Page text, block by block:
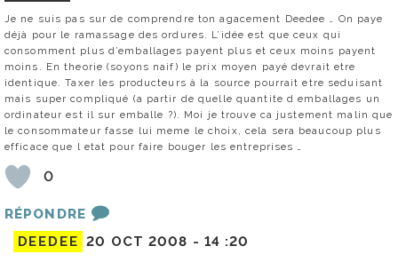
Je ne suis pas sur de comprendre ton agacement Deedee … On paye
déjà pour le ramassage des ordures. L’idée est que ceux qui
consomment plus d’emballages payent plus et ceux moins payent
moins. En theorie (soyons naif) le prix moyen payé devrait etre
identique. Taxer les producteurs à la source pourrait etre seduisant
mais super compliqué (a partir de quelle quantite d emballages un
ordinateur est il sur emballe ?). Moi je trouve ca justement malin que
le consommateur fasse lui meme le choix, cela sera beaucoup plus
efficace que l etat pour faire bouger les entreprises …
0
RÉPONDRE
DEEDEE 20 OCT 2008 - 14 :20